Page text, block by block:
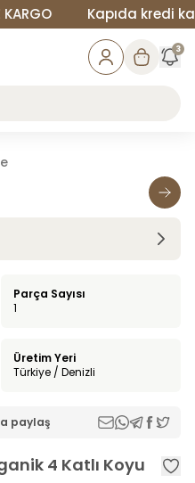
Kapıda kredi
3
Parça Sayısı
1
Üretim Yeri
Türkiye / Denizli
paylaş
4 Katlı Koyu